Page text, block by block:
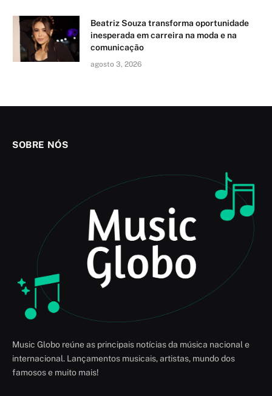
Beatriz Souza transforma oportunidade
inesperada em carreira na moda e na
comunicação
agosto 3, 2026
SOBRE NÓS
Music Globo reúne as principais notícias da música nacional e
internacional. Lançamentos musicais, artistas, mundo dos
famosos e muito mais!